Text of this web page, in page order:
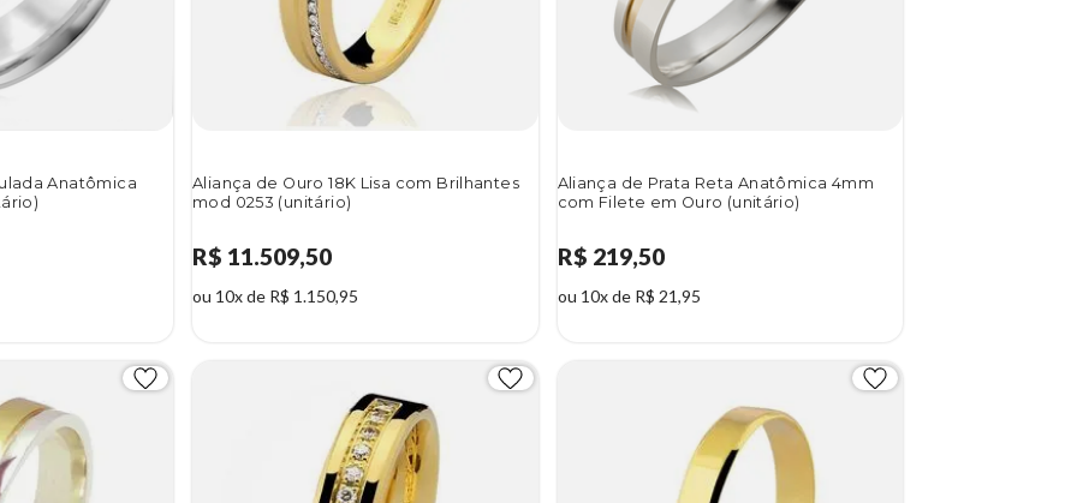
Anatômica
Aliança de Ouro 18K Lisa com Brilhantes
mod 0253 (unitário)
R$ 11.509,50
ou 10x de R$ 1.150,95
Aliança de Prata Reta Anatômica 4mm
com Filete em Ouro (unitário)
R$ 219,50
ou 10x de R$ 21,95